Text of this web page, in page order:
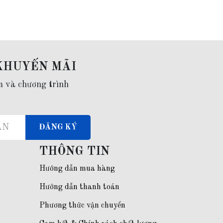
MÃI
và chương trình
ĐĂNG KÝ
THÔNG TIN
Hướng dẫn mua hàng
Hướng dẫn thanh toán
Phương thức vận chuyển